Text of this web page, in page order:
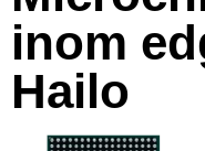
inom
Hailo